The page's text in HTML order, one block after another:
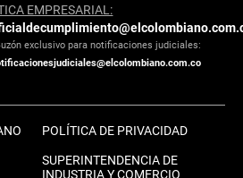
EMPRESARIAL:
exclusivo para notificaciones judiciales:
POLÍTICA DE PRIVACIDAD
SUPERINTENDENCIA DE
INDUSTRIA Y COMERCIO